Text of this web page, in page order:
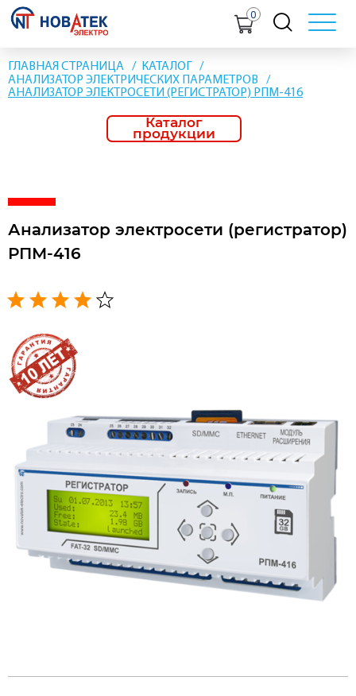
0
ГЛАВНАЯ СТРАНИЦА
КАТАЛОГ
АНАЛИЗАТОР ЭЛЕКТРИЧЕСКИХ ПАРАМЕТРОВ
АНАЛИЗАТОР ЭЛЕКТРОСЕТИ (РЕГИСТРАТОР) РПМ-416
Каталог
продукции
Анализатор электросети (регистратор)
РПМ-416